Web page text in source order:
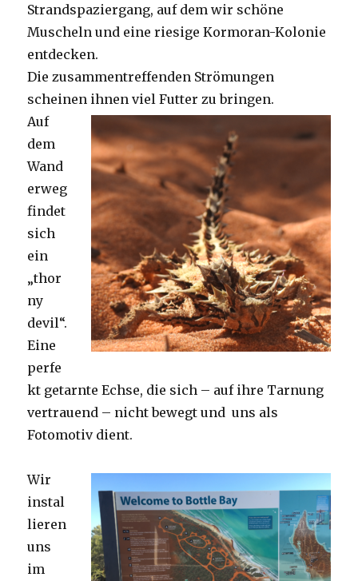
Strandspaziergang, auf dem wir schöne
Muscheln und eine riesige Kormoran-Kolonie
entdecken.
Die zusammentreffenden Strömungen
scheinen ihnen viel Futter zu bringen.
Auf
dem
Wand
erweg
findet
sich
ein
„thor
ny
devil“.
Eine
perfe
kt getarnte Echse, die sich – auf ihre Tarnung
vertrauend – nicht bewegt und uns als
Fotomotiv dient.
Wir
instal
lieren
uns
im